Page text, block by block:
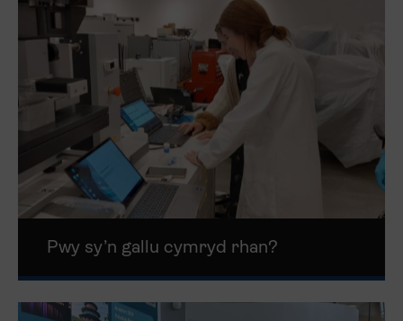
Pwy sy’n gallu cymryd rhan?